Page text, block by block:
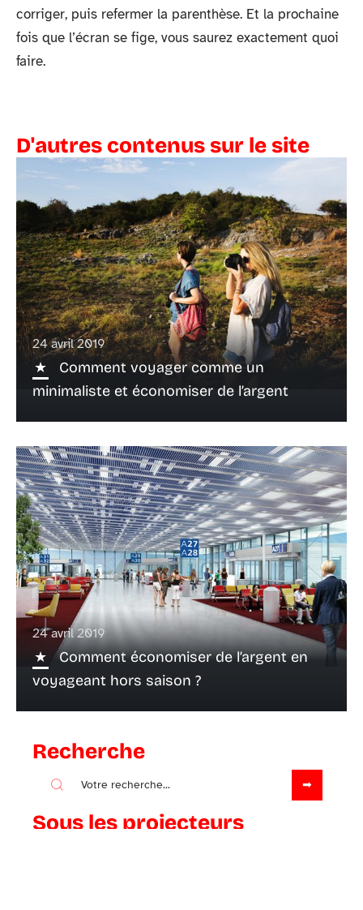
corriger, puis refermer la parenthèse. Et la prochaine
fois que l’écran se fige, vous saurez exactement quoi
faire.
D'autres contenus sur le site
24 avril 2019
Comment voyager comme un
minimaliste et économiser de l’argent
24 avril 2019
Comment économiser de l’argent en
voyageant hors saison ?
Recherche
Sous les projecteurs